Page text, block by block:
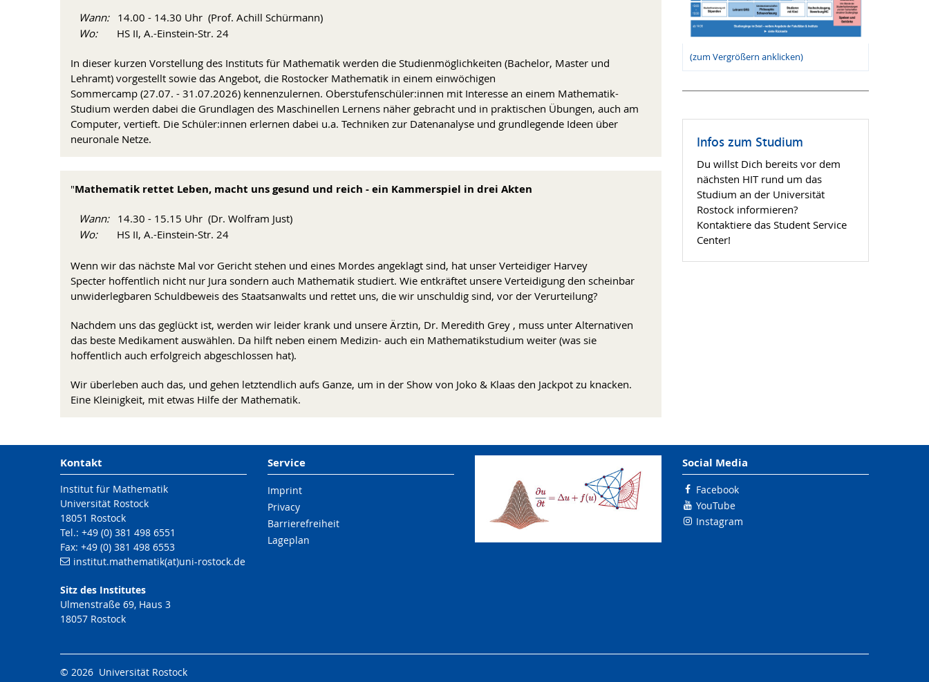
Wann:
14.00 - 14.30 Uhr (Prof. Achill Schürmann)
Wo:
HS II, A.-Einstein-Str. 24
In dieser kurzen Vorstellung des Instituts für Mathematik werden die Studienmöglichkeiten (Bachelor, Master und
Lehramt) vorgestellt sowie das Angebot, die Rostocker Mathematik in einem einwöchigen
Sommercamp (27.07. - 31.07.2026) kennenzulernen. Oberstufenschüler:innen mit Interesse an einem Mathematik-
Studium werden dabei die Grundlagen des Maschinellen Lernens näher gebracht und in praktischen Übungen, auch am
Computer, vertieft. Die Schüler:innen erlernen dabei u.a. Techniken zur Datenanalyse und grundlegende Ideen über
neuronale Netze.
"Mathematik rettet Leben, macht uns gesund und reich - ein Kammerspiel in drei Akten
Wann:
14.30 - 15.15 Uhr (Dr. Wolfram Just)
Wo:
HS II, A.-Einstein-Str. 24
Wenn wir das nächste Mal vor Gericht stehen und eines Mordes angeklagt sind, hat unser Verteidiger Harvey
Specter hoffentlich nicht nur Jura sondern auch Mathematik studiert. Wie entkräftet unsere Verteidigung den scheinbar
unwiderlegbaren Schuldbeweis des Staatsanwalts und rettet uns, die wir unschuldig sind, vor der Verurteilung?
Nachdem uns das geglückt ist, werden wir leider krank und unsere Ärztin, Dr. Meredith Grey , muss unter Alternativen
das beste Medikament auswählen. Da hilft neben einem Medizin- auch ein Mathematikstudium weiter (was sie
hoffentlich auch erfolgreich abgeschlossen hat).
Wir überleben auch das, und gehen letztendlich aufs Ganze, um in der Show von Joko & Klaas den Jackpot zu knacken.
Eine Kleinigkeit, mit etwas Hilfe der Mathematik.
(zum Vergrößern anklicken)
Infos zum Studium
Du willst Dich bereits vor dem
nächsten HIT rund um das
Studium an der Universität
Rostock informieren?
Kontaktiere das Student Service
Center!
Kontakt
Institut für Mathematik
Universität Rostock
18051 Rostock
Tel.: +49 (0) 381 498 6551
Fax: +49 (0) 381 498 6553
institut.mathematik(at)uni-rostock.de
Sitz des Institutes
Ulmenstraße 69, Haus 3
18057 Rostock
Service
Imprint
Privacy
Barrierefreiheit
Lageplan
Social Media
Facebook
YouTube
Instagram
© 2026 Universität Rostock